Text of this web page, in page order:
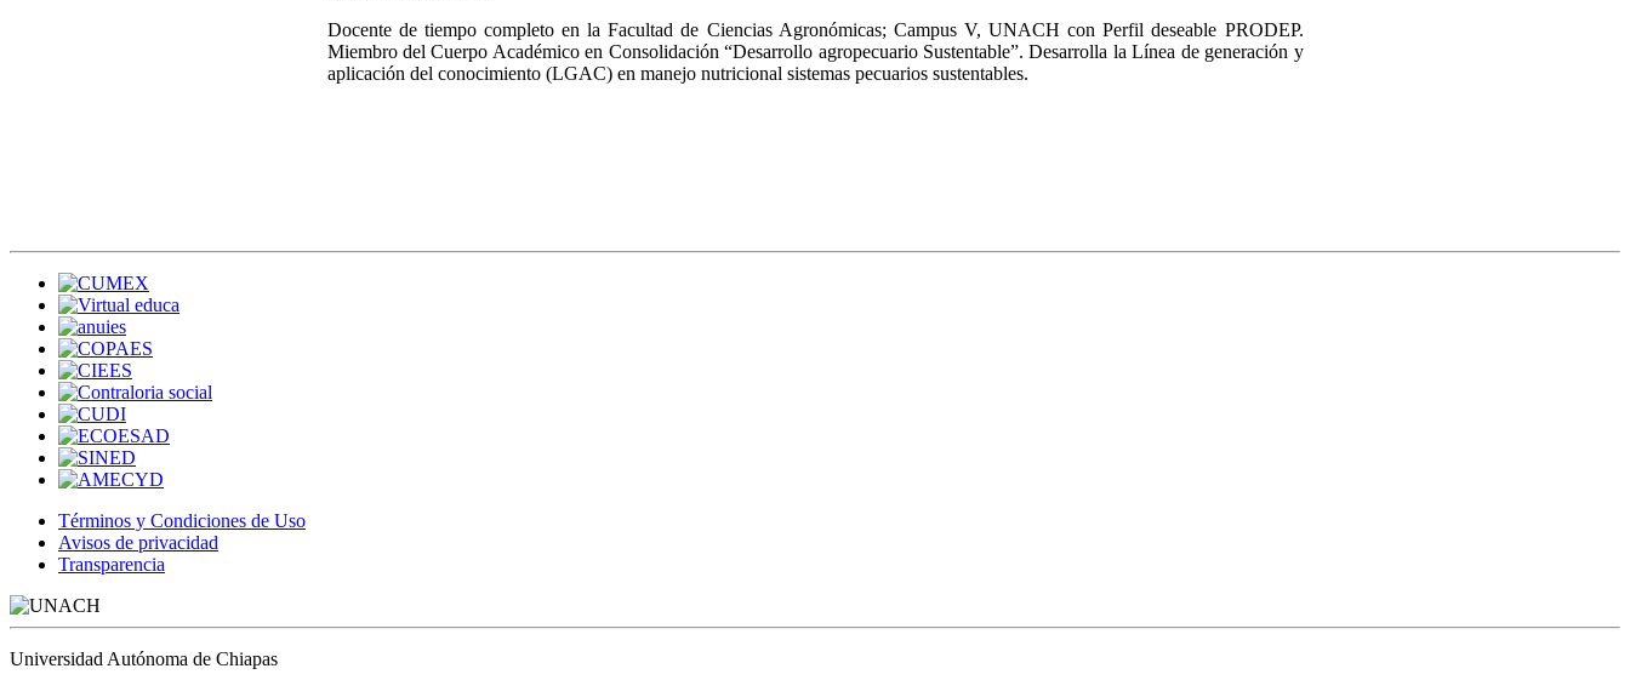
Docente de tiempo completo en la Facultad de Ciencias Agronómicas; Campus V, UNACH con Perfil deseable PRODEP.
Miembro del Cuerpo Académico en Consolidación “Desarrollo agropecuario Sustentable”. Desarrolla la Línea de generación y
aplicación del conocimiento (LGAC) en manejo nutricional sistemas pecuarios sustentables.
Términos y Condiciones de Uso
Avisos de privacidad
Transparencia
Universidad Autónoma de Chiapas